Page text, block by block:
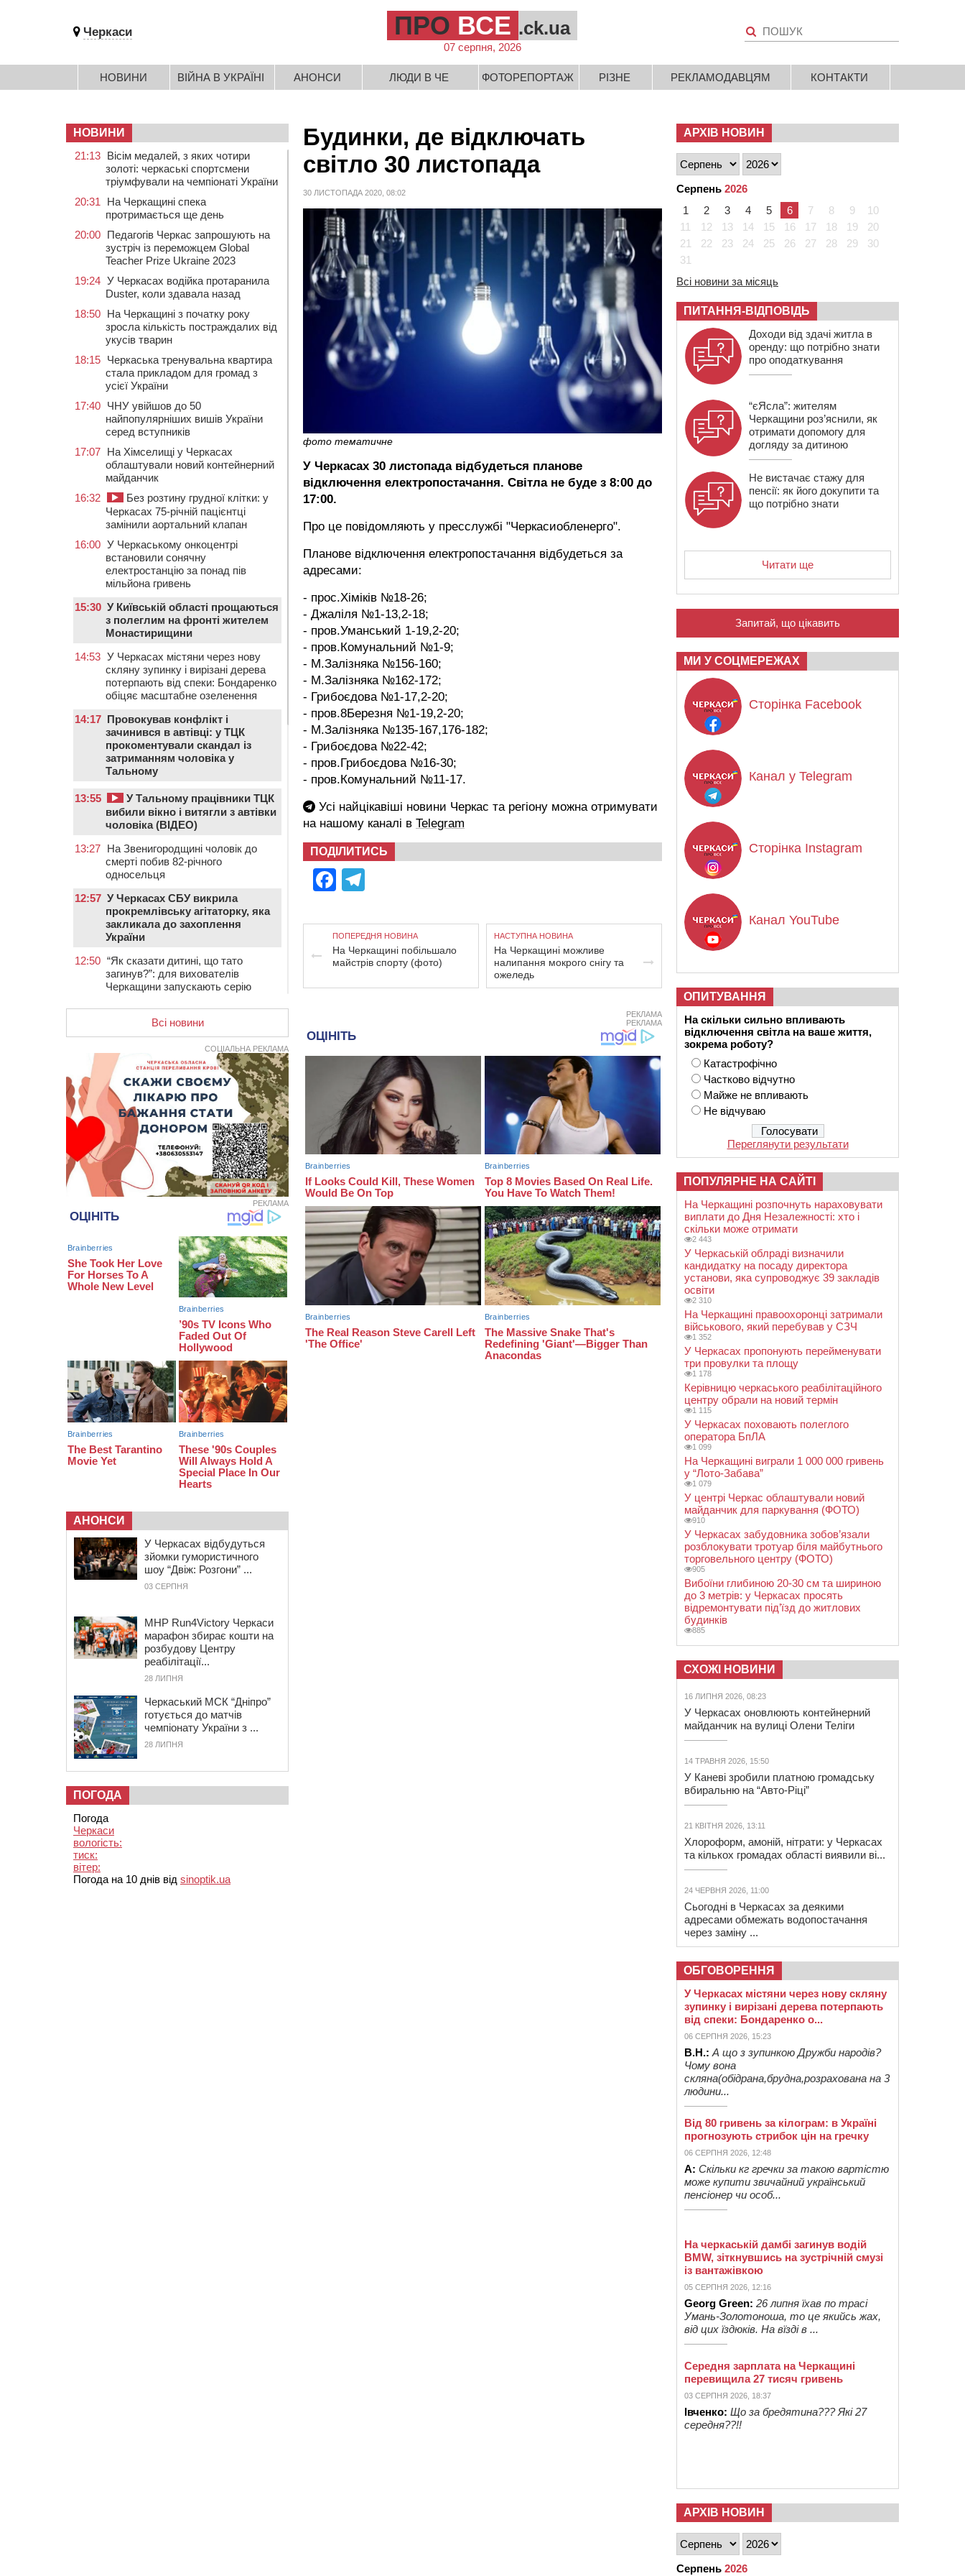
Черкаси ПРО ВСЕ .ck.ua
07 серпня, 2026
НОВИНИ ВІЙНА В УКРАЇНІ АНОНСИ ЛЮДИ В ЧЕ ФОТОРЕПОРТАЖ РІЗНЕ РЕКЛАМОДАВЦЯМ КОНТАКТИ
Будинки, де відключать
світло 30 листопада
30 ЛИСТОПАДА 2020, 08:02
фото тематичне
У Черкасах 30 листопада відбудеться планове
відключення електропостачання. Світла не буде з 8:00 до
17:00.
Про це повідомляють у пресслужбі "Черкасиобленерго".
Планове відключення електропостачання відбудеться за
адресами:
- прос.Хіміків №18-26;
- Джаліля №1-13,2-18;
- пров.Уманський 1-19,2-20;
- пров.Комунальний №1-9;
- М.Залізняка №156-160;
- М.Залізняка №162-172;
- Грибоєдова №1-17,2-20;
- пров.8Березня №1-19,2-20;
- М.Залізняка №135-167,176-182;
- Грибоєдова №22-42;
- пров.Грибоєдова №16-30;
- пров.Комунальний №11-17.
Усі найцікавіші новини Черкас та регіону можна отримувати
на нашому каналі в Telegram
ПОДІЛИТИСЬ
Facebook
ПОПЕРЕДНЯ НОВИНА
На Черкащині побільшало
майстрів спорту (фото)
НАСТУПНА НОВИНА
На Черкащині можливе
налипання мокрого снігу та
ожеледь
РЕКЛАМА
РЕКЛАМА
НОВИНИ
21:13 Вісім медалей, з яких чотири
золоті: черкаські спортсмени
тріумфували на чемпіонаті України
20:31
На Черкащині спека
протримається ще день
20:00 Педагогів Черкас запрошують на
зустріч із переможцем Global
Teacher Prize Ukraine 2023
19:24 У Черкасах водійка протаранила
Duster, коли здавала назад
18:50 На Черкащині з початку року
зросла кількість постраждалих від
укусів тварин
18:15 Черкаська тренувальна квартира
стала прикладом для громад з
усієї України
17:40 ЧНУ увійшов до 50
найпопулярніших вишів України
серед вступників
17:07 На Хімселищі у Черкасах
облаштували новий контейнерний
майданчик
16:32
Без розтину грудної клітки: у
Черкасах 75-річній пацієнтці
замінили аортальний клапан
16:00 У Черкаському онкоцентрі
встановили сонячну
електростанцію за понад пів
мільйона гривень
15:30 У Київській області прощаються
з полеглим на фронті жителем
Монастирищини
14:53 У Черкасах містяни через нову
скляну зупинку і вирізані дерева
потерпають від спеки: Бондаренко
обіцяє масштабне озеленення
14:17 Провокував конфлікт і
зачинився в автівці: у ТЦК
прокоментували скандал із
затриманням чоловіка у
Тальному
13:55
У Тальному працівники ТЦК
вибили вікно і витягли з автівки
чоловіка (ВІДЕО)
13:27 На Звенигородщині чоловік до
смерті побив 82-річного
односельця
12:57 У Черкасах СБУ викрила
прокремлівську агітаторку, яка
закликала до захоплення
України
12:50 “Як сказати дитині, що тато
загинув?”: для вихователів
Черкащини запускають серію
На Золотоніщині вже десяту
добу гасять пожежу торфу
11:35
Від 80 гривень за кілограм: в
Україні прогнозують стрибок цін на
гречку
10:56
Захисника зі Звенигородщини,
який обороняв Авдіївку,
нагородили “Комбатантським
хрестом”
10:10
На Черкащині п’яний мотоцикліст
зіткнувся з мопедом: двоє людей у
лікарні
09:42 Ветерани МСК “Дніпро” вибороли
бронзу чемпіонату України
08:57 На Уманщині підрядника
зобов’язали сплатити понад 670
тис грн штрафу за незаконні зміни
до договору
директора Мокрокалигірського
психоневрологічного інтернату
Уманські міграційники видворили з
країни грузина, який відсидів
термін у колонії
Всі новини
СОЦІАЛЬНА РЕКЛАМА
РЕКЛАМА
АНОНСИ
У Черкасах відбудуться
зйомки гумористичного
шоу “Двіж: Розгони” ...
03 СЕРПНЯ
MHP Run4Victory Черкаси
марафон збирає кошти на
розбудову Центру
реабілітації...
28 ЛИПНЯ
Черкаський МСК “Дніпро”
готується до матчів
чемпіонату України з ...
28 ЛИПНЯ
ПОГОДА
Погода
Черкаси
вологість:
тиск:
вітер:
Погода на 10 днів від sinoptik.ua
АРХІВ НОВИН
Серпень 2026
1
2 3 4 5 6 7 8 9
10
11
12 13 14 15 16 17 18 19
20
21
22 23 24 25 26 27 28 29
30
31
Всі новини за місяць
ПИТАННЯ-ВІДПОВІДЬ
Доходи від здачі житла в
оренду: що потрібно знати
про оподаткування
“єЯсла”: жителям
Черкащини роз’яснили, як
отримати допомогу для
догляду за дитиною
Не вистачає стажу для
пенсії: як його докупити та
що потрібно знати
Читати ще
Запитай, що цікавить
МИ У СОЦМЕРЕЖАХ
Сторінка Facebook
Канал у Telegram
Сторінка Instagram
Канал YouTube
ОПИТУВАННЯ
На скільки сильно впливають
відключення світла на ваше життя,
зокрема роботу?
Катастрофічно
Частково відчутно
Майже не впливають
Не відчуваю
Переглянути результати
ПОПУЛЯРНЕ НА САЙТІ
На Черкащині розпочнуть нараховувати
виплати до Дня Незалежності: хто і
скільки може отримати
2 443
У Черкаській облраді визначили
кандидатку на посаду директора
установи, яка супроводжує 39 закладів
освіти
2 310
На Черкащині правоохоронці затримали
військового, який перебував у СЗЧ
1 352
У Черкасах пропонують перейменувати
три провулки та площу
1 178
Керівницю черкаського реабілітаційного
центру обрали на новий термін
1 115
У Черкасах поховають полеглого
оператора БпЛА
1 099
На Черкащині виграли 1 000 000 гривень
у “Лото-Забава”
1 079
У центрі Черкас облаштували новий
майданчик для паркування (ФОТО)
910
У Черкасах забудовника зобов’язали
розблокувати тротуар біля майбутнього
торговельного центру (ФОТО)
905
Вибоїни глибиною 20-30 см та шириною
до 3 метрів: у Черкасах просять
відремонтувати під’їзд до житлових
будинків
885
СХОЖІ НОВИНИ
16 ЛИПНЯ 2026, 08:23
У Черкасах оновлюють контейнерний
майданчик на вулиці Олени Теліги
14 ТРАВНЯ 2026, 15:50
У Каневі зробили платною громадську
вбиральню на “Авто-Ріці”
21 КВІТНЯ 2026, 13:11
Хлороформ, амоній, нітрати: у Черкасах
та кількох громадах області виявили ві...
24 ЧЕРВНЯ 2026, 11:00
Сьогодні в Черкасах за деякими
адресами обмежать водопостачання
через заміну ...
ОБГОВОРЕННЯ
У Черкасах містяни через нову скляну
зупинку і вирізані дерева потерпають
від спеки: Бондаренко о...
06 СЕРПНЯ 2026, 15:23
В.Н.: А що з зупинкою Дружби народів?
Чому вона
скляна(обідрана,брудна,розрахована на 3
людини...
Від 80 гривень за кілограм: в Україні
прогнозують стрибок цін на гречку
06 СЕРПНЯ 2026, 12:48
А: Скільки кг гречки за такою вартістю
може купити звичайний український
пенсіонер чи особ...
На черкаській дамбі загинув водій
BMW, зіткнувшись на зустрічній смузі
із вантажівкою
05 СЕРПНЯ 2026, 12:16
Georg Green: 26 липня їхав по трасі
Умань-Золотоноша, то це якийсь жах,
від цих їздюків. На вїзді в ...
Середня зарплата на Черкащині
перевищила 27 тисяч гривень
03 СЕРПНЯ 2026, 18:37
Івченко: Що за бредятина??? Які 27
середня??!!
АРХІВ НОВИН
Серпень 2026